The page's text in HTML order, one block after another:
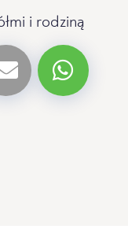
i rodziną